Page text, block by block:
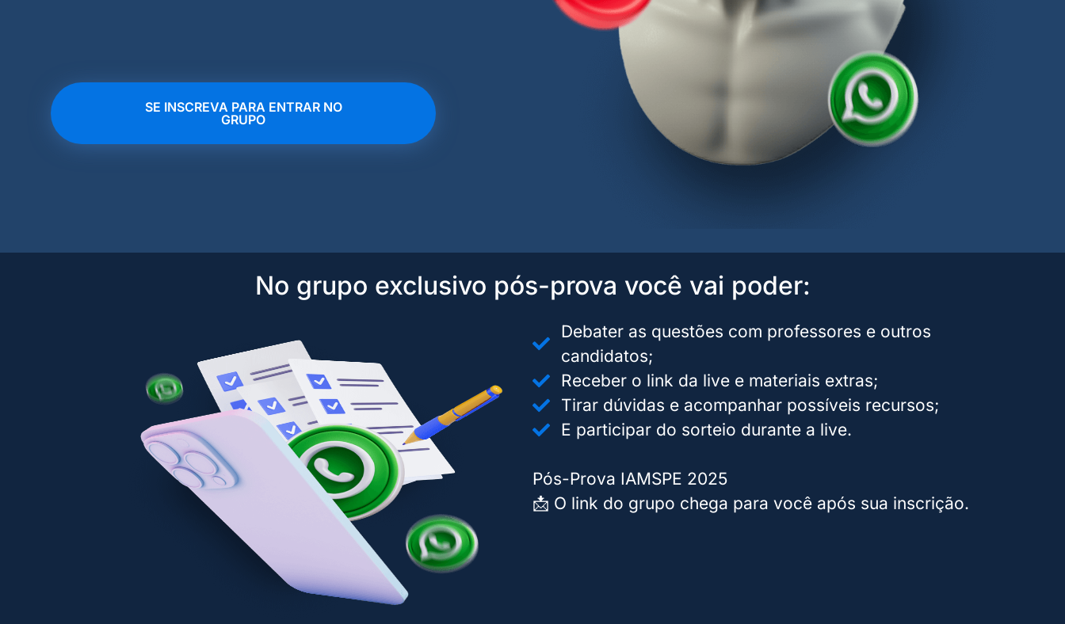
SE INSCREVA PARA ENTRAR NO
GRUPO
No grupo exclusivo pós-prova você vai poder:
Debater as questões com professores e outros
candidatos;
Receber o link da live e materiais extras;
Tirar dúvidas e acompanhar possíveis recursos;
E participar do sorteio durante a live.
Pós-Prova IAMSPE 2025
📩 O link do grupo chega para você após sua inscrição.